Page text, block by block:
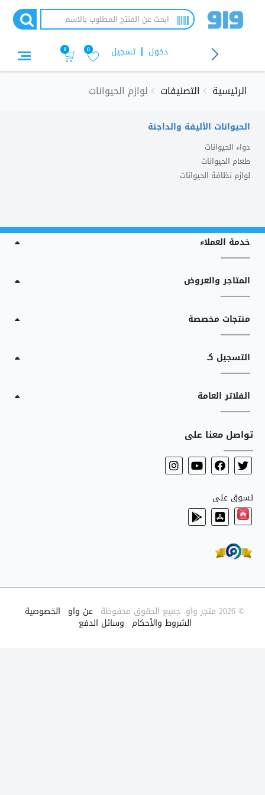
تسجيل دخول 0
0
الرئيسية التصنيفات لوازم الحيوانات
الحيوانات الأليفة والداجنة
دواء الحيوانات
طعام الحيوانات
لوازم نظافة الحيوانات
خدمة العملاء
المتاجر والعروض
منتجات مخصصة
التسجيل كـ
الفلاتر العامة
تواصل معنا على
تسوق على
© 2026 متجر واو. جميع الحقوق محفوظة عن واو الخصوصية
الشروط والأحكام وسائل الدفع